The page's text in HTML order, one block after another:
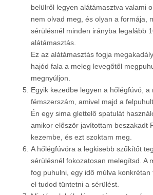
belülről legyen alátámasztva valami
nem olvad meg, és olyan a formája,
sérülésnél minden irányba legalább
alátámasztás.
Ez az alátámasztás fogja
hajód fala a meleg levegőtől
megnyúljon.
Egyik kezedbe legyen a hőlégfúvó, a
fémszerszám, amivel majd a
Én egy sima glettelő spatulát
amikor először javítottam beszakadt
kezembe, és ezt szoktam meg.
A hőlégfúvóra a legkisebb szűkítőt
sérülésnél fokozatosan melegítsd. A
fog puhulni, egy idő múlva konkrétan
el tudod tüntetni a sérülést.